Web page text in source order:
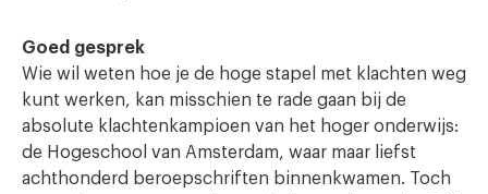
Goed gesprek
Wie wil weten hoe je de hoge stapel met klachten weg
kunt werken, kan misschien te rade gaan bij de
absolute klachtenkampioen van het hoger onderwijs:
de Hogeschool van Amsterdam, waar maar liefst
achthonderd beroepschriften binnenkwamen. Toch